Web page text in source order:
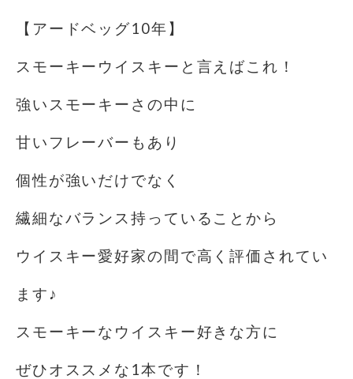
【アードベッグ10年】
スモーキーウイスキーと言えばこれ！
強いスモーキーさの中に
甘いフレーバーもあり
個性が強いだけでなく
繊細なバランス持っていることから
ウイスキー愛好家の間で高く評価されてい
ます♪
スモーキーなウイスキー好きな方に
ぜひオススメな1本です！